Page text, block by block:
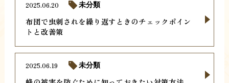
布団で虫刺されを繰り返すときのチェックポイン
トと改善策
2025.06.20 未分類
2025.06.19 未分類